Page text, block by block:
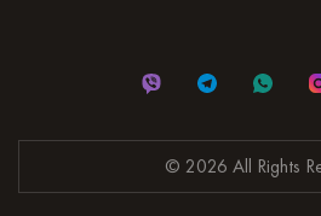
© 2026 All Rights